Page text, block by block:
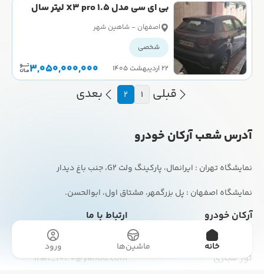
بی ای سی مدل X3 pro 1.5 لیتر سال
1404 کارکردهاصفهان - شاهین شهر
شخصی
۲۲ اردیبهشت ۱۴۰۵
3,050,000,000
قبلی 1
2 بعدی
آدرس شعب آرکان خودرو
نمایشگاه اصفهان : پل بزرگمهر، مشتاق اول، ابوالحسن.
آرکان خودرو
چهارشنبه بازار
تور مجازی
ارتباط با ما
Iran_1040@yahoo.com
خانه ماشین‌ها ورود